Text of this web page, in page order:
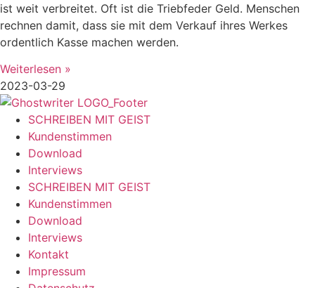
ist weit verbreitet. Oft ist die Triebfeder Geld. Menschen
rechnen damit, dass sie mit dem Verkauf ihres Werkes
ordentlich Kasse machen werden.
Weiterlesen »
2023-03-29
SCHREIBEN MIT GEIST
Kundenstimmen
Download
Interviews
SCHREIBEN MIT GEIST
Kundenstimmen
Download
Interviews
Kontakt
Impressum